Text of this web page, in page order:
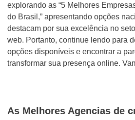
explorando as “5 Melhores
do Brasil,” apresentando opções
destacam por sua excelência no
web. Portanto, continue lendo para
opções disponíveis e encontrar a
transformar sua presença online.
As Melhores Agencias de